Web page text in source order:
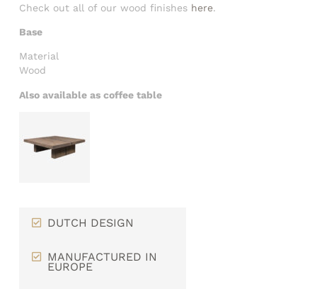
Check out all of our wood finishes here.
Base
Material
Wood
Also available as coffee table
DUTCH DESIGN
MANUFACTURED IN
EUROPE